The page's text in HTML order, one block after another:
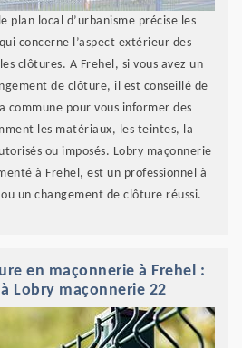
plan local d’urbanisme précise les
concerne l’aspect extérieur des
clôtures. A Frehel, si vous avez un
de clôture, il est conseillé de
commune pour vous informer des
les matériaux, les teintes, la
ou imposés. Lobry maçonnerie
à Frehel, est un professionnel à
un changement de clôture réussi.
en maçonnerie à Frehel :
Lobry maçonnerie 22